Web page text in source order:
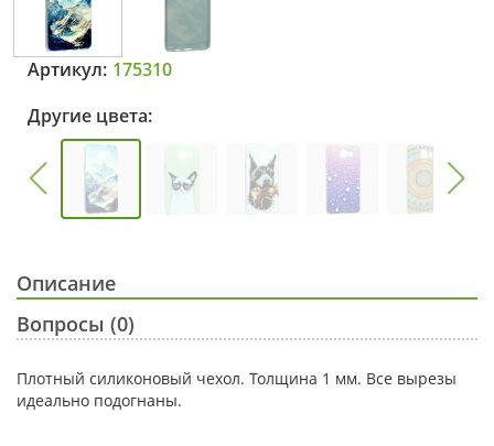
Артикул: 175310
Другие цвета:
Описание
Вопросы (0)
Плотный силиконовый чехол. Толщина 1 мм. Все вырезы
идеально подогнаны.